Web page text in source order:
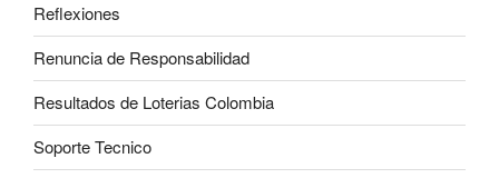
Reflexiones
Renuncia de Responsabilidad
Resultados de Loterias Colombia
Soporte Tecnico